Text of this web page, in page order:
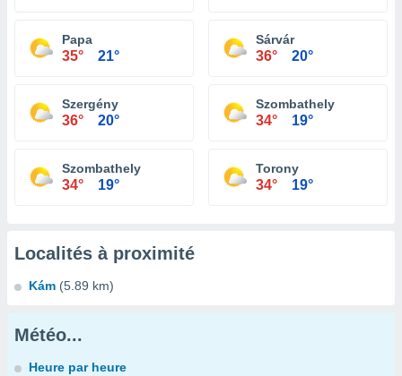
Papa
35° 21°
Sárvár
36° 20°
Szergény
36° 20°
Szombathely
34° 19°
Szombathely
34° 19°
Torony
34° 19°
Localités à proximité
Kám (5.89 km)
Météo...
Heure par heure